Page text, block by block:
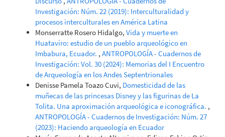
Investigación: Núm. 22 (2019): Interculturalidad y
procesos interculturales en América Latina
Monserratte Rosero Hidalgo, Vida y muerte en
Huataviro: estudio de un pueblo arqueológico en
Imbabura, Ecuador. , ANTROPOLOGÍA - Cuadernos de
Investigación: Vol. 30 (2024): Memorias del I Encuentro
de Arqueología en los Andes Septentrionales
Denisse Pamela Toazo Cuvi, Domesticidad de las
muñecas de las princesas Disney y las figurinas de La
Tolita. Una aproximación arqueológica e iconográfica. ,
ANTROPOLOGÍA - Cuadernos de Investigación: Núm. 27
(2023): Haciendo arqueología en Ecuador